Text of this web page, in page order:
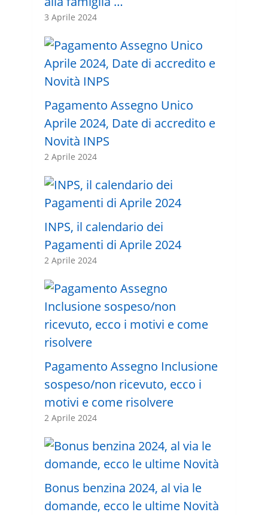
3 Aprile 2024
Pagamento Assegno Unico
Aprile 2024, Date di accredito e
Novità INPS
2 Aprile 2024
INPS, il calendario dei
Pagamenti di Aprile 2024
2 Aprile 2024
Pagamento Assegno Inclusione
sospeso/non ricevuto, ecco i
motivi e come risolvere
2 Aprile 2024
Bonus benzina 2024, al via le
domande, ecco le ultime Novità